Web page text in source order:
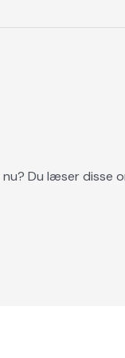
Du læser disse